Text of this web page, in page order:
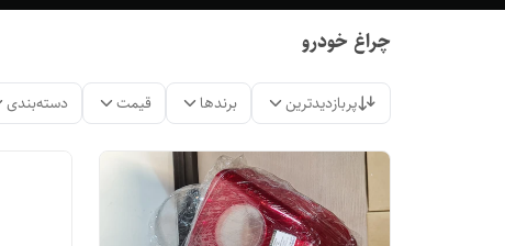
چراغ خودرو
پربازدیدترین برندها قیمت دسته‌بندی